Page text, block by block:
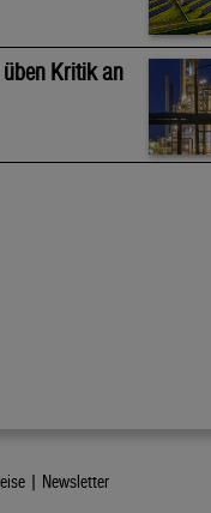
üben Kritik an
| Newsletter